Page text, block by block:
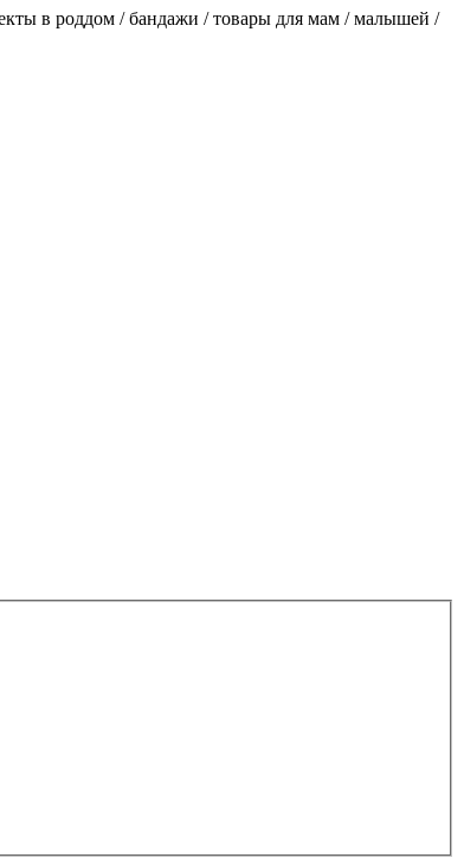
в роддом / бандажи / товары для мам / малышей /